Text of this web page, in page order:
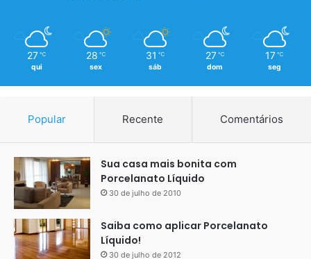
27 ℃
qui
28 ℃
sex
31 ℃
sáb
27 ℃
dom
17 ℃
seg
Popular Recente Comentários
Sua casa mais bonita com
Porcelanato Líquido
30 de julho de 2010
Saiba como aplicar Porcelanato
Líquido!
30 de julho de 2012